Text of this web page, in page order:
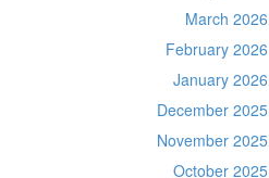
March 2026
February 2026
January 2026
December 2025
November 2025
October 2025